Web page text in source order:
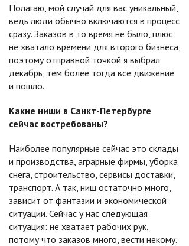
Полагаю, мой случай для вас уникальный,
ведь люди обычно включаются в процесс
сразу. Заказов в то время не было, плюс
не хватало времени для второго бизнеса,
поэтому отправной точкой я выбрал
декабрь, тем более тогда все движение
и пошло.
Какие ниши в Санкт-Петербурге
сейчас востребованы?
Наиболее популярные сейчас это склады
и производства, аграрные фирмы, уборка
снега, строительство, сервисы доставки,
транспорт. А так, ниш остаточно много,
зависит от фантазии и экономической
ситуации. Сейчас у нас следующая
ситуация: не хватает рабочих рук,
потому что заказов много, вести некому.